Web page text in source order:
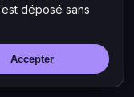
déposé sans
Accepter